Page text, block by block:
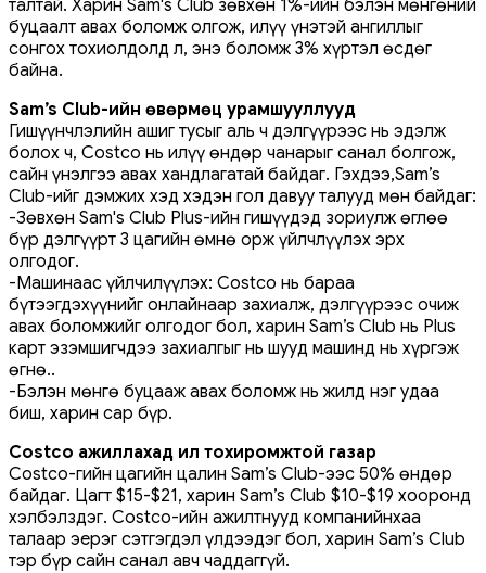
талтай. Харин Sam's Club зөвхөн 1%-ийн бэлэн мөнгөний
буцаалт авах боломж олгож, илүү үнэтэй ангиллыг
сонгох тохиолдолд л, энэ боломж 3% хүртэл өсдөг
байна.
Sam’s Club-ийн өвөрмөц урамшууллууд
Гишүүнчлэлийн ашиг тусыг аль ч дэлгүүрээс нь эдэлж
болох ч, Costco нь илүү өндөр чанарыг санал болгож,
сайн үнэлгээ авах хандлагатай байдаг. Гэхдээ,Sam’s
Club-ийг дэмжих хэд хэдэн гол давуу талууд мөн байдаг:
-Зөвхөн Sam's Club Plus-ийн гишүүдэд зориулж өглөө
бүр дэлгүүрт 3 цагийн өмнө орж үйлчлүүлэх эрх
олгодог.
-Машинаас үйлчилүүлэх: Costco нь бараа
бүтээгдэхүүнийг онлайнаар захиалж, дэлгүүрээс очиж
авах боломжийг олгодог бол, харин Sam’s Club нь Plus
карт эзэмшигчдээ захиалгыг нь шууд машинд нь хүргэж
өгнө..
-Бэлэн мөнгө буцааж авах боломж нь жилд нэг удаа
биш, харин сар бүр.
Costco ажиллахад илүү тохиромжтой газар
Costco-гийн цагийн цалин Sam’s Club-ээс 50% өндөр
байдаг. Цагт $15-$21, харин Sam’s Club $10-$19 хооронд
хэлбэлздэг. Costco-ийн ажилтнууд компанийнхаа
талаар эерэг сэтгэгдэл үлдээдэг бол, харин Sam’s Club
тэр бүр сайн санал авч чаддаггүй.